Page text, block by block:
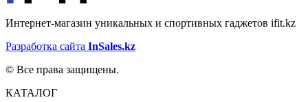
Интернет-магазин уникальных и спортивных гаджетов ifit.kz
Разработка сайта InSales.kz
© Все права защищены.
КАТАЛОГ